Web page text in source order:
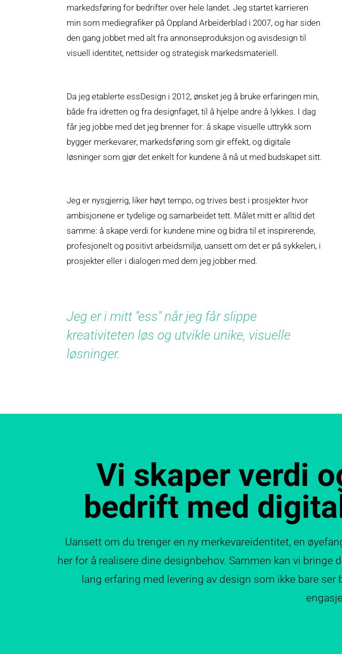
markedsføring for bedrifter over hele landet. Jeg startet karrieren
min som mediegrafiker på Oppland Arbeiderblad i 2007, og har siden
den gang jobbet med alt fra annonseproduksjon og avisdesign til
visuell identitet, nettsider og strategisk markedsmateriell.
Da jeg etablerte essDesign i 2012, ønsket jeg å bruke erfaringen min,
både fra idretten og fra designfaget, til å hjelpe andre å lykkes. I dag
får jeg jobbe med det jeg brenner for: å skape visuelle uttrykk som
bygger merkevarer, markedsføring som gir effekt, og digitale
løsninger som gjør det enkelt for kundene å nå ut med budskapet sitt.
Jeg er nysgjerrig, liker høyt tempo, og trives best i prosjekter hvor
ambisjonene er tydelige og samarbeidet tett. Målet mitt er alltid det
samme: å skape verdi for kundene mine og bidra til et inspirerende,
profesjonelt og positivt arbeidsmiljø, uansett om det er på sykkelen, i
prosjekter eller i dialogen med dem jeg jobber med.
Jeg er i mitt "ess" når jeg får slippe
kreativiteten løs og utvikle unike, visuelle
løsninger.
Vi skaper verdi
bedrift med
Uansett om du trenger en ny merkevareidentitet, en
her for å realisere dine designbehov. Sammen kan vi
lang erfaring med levering av design som ikke bare